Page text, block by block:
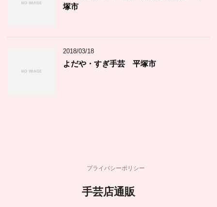
塚市
2018/03/18
よだや・すぎ手芸 平塚市
プライバシーポリシー
手芸店通販